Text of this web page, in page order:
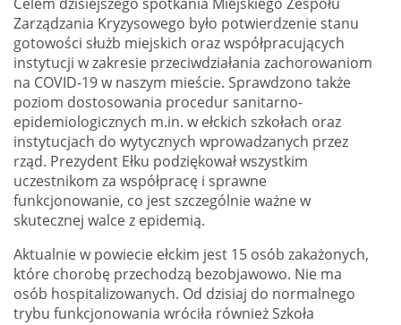
Zarządzania Kryzysowego było potwierdzenie stanu
gotowości służb miejskich oraz współpracujących
instytucji w zakresie przeciwdziałania zachorowaniom
na COVID-19 w naszym mieście. Sprawdzono także
poziom dostosowania procedur sanitarno-
epidemiologicznych m.in. w ełckich szkołach oraz
instytucjach do wytycznych wprowadzanych przez
rząd. Prezydent Ełku podziękował wszystkim
uczestnikom za współpracę i sprawne
funkcjonowanie, co jest szczególnie ważne w
skutecznej walce z epidemią.
Aktualnie w powiecie ełckim jest 15 osób zakażonych,
które chorobę przechodzą bezobjawowo. Nie ma
osób hospitalizowanych. Od dzisiaj do normalnego
trybu funkcjonowania wróciła również Szkoła